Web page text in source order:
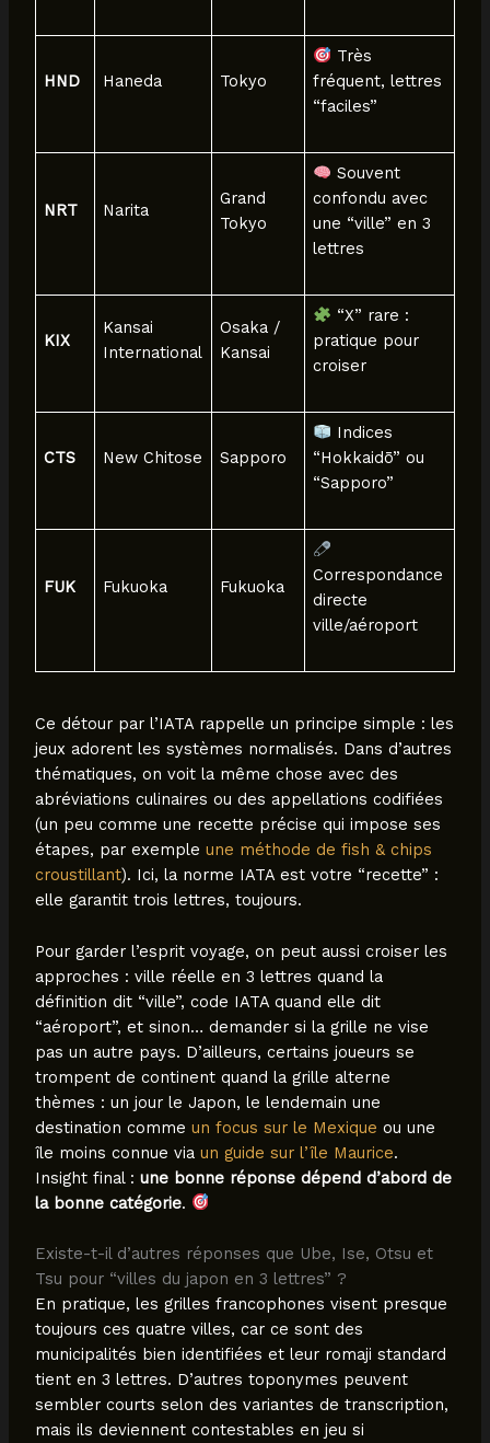
HND Haneda Tokyo
Très
fréquent, lettres
“faciles”
NRT Narita
Grand
Tokyo
Souvent
confondu avec
une “ville” en 3
lettres
KIX
Kansai
International
Osaka /
Kansai
“X” rare :
pratique pour
croiser
CTS New Chitose Sapporo
Indices
“Hokkaidō” ou
“Sapporo”
FUK Fukuoka Fukuoka
Correspondance
directe
ville/aéroport
Ce détour par l’IATA rappelle un principe simple : les
jeux adorent les systèmes normalisés. Dans d’autres
thématiques, on voit la même chose avec des
abréviations culinaires ou des appellations codifiées
(un peu comme une recette précise qui impose ses
étapes, par exemple une méthode de fish & chips
croustillant). Ici, la norme IATA est votre “recette” :
elle garantit trois lettres, toujours.
Pour garder l’esprit voyage, on peut aussi croiser les
approches : ville réelle en 3 lettres quand la
définition dit “ville”, code IATA quand elle dit
“aéroport”, et sinon… demander si la grille ne vise
pas un autre pays. D’ailleurs, certains joueurs se
trompent de continent quand la grille alterne
thèmes : un jour le Japon, le lendemain une
destination comme un focus sur le Mexique ou une
île moins connue via un guide sur l’île Maurice.
Insight final : une bonne réponse dépend d’abord de
la bonne catégorie.
Existe-t-il d’autres réponses que Ube, Ise, Otsu et
Tsu pour “villes du japon en 3 lettres” ?
En pratique, les grilles francophones visent presque
toujours ces quatre villes, car ce sont des
municipalités bien identifiées et leur romaji standard
tient en 3 lettres. D’autres toponymes peuvent
sembler courts selon des variantes de transcription,
mais ils deviennent contestables en jeu si